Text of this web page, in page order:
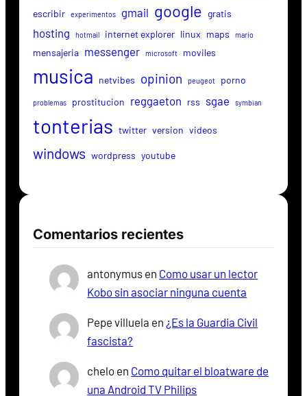
escribir experimentos gmail google gratis
hosting hotmail internet explorer linux maps mario
mensajeria messenger microsoft moviles
musica netvibes opinion peugeot porno
problemas prostitucion reggaeton rss sgae symbian
tonterias twitter version videos
windows wordpress youtube
Comentarios recientes
antonymus en Como usar un lector
Kobo sin asociar ninguna cuenta
Pepe villuela en ¿Es la Guardia Civil
fascista?
chelo en Como quitar el bloatware de
una Android TV Philips